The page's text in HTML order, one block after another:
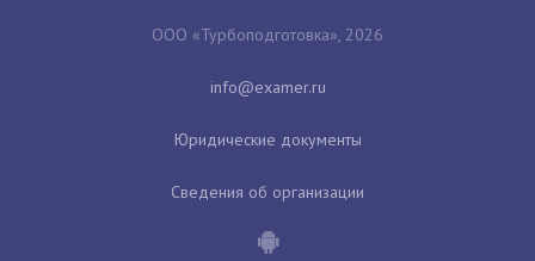
ООО «Турбоподготовка», 2026
Юридические документы
Сведения об организации